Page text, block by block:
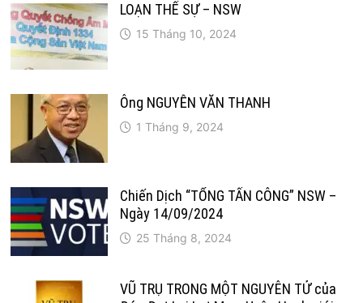
LOẠN THẾ SỰ – NSW
15 Tháng 10, 2024
Ông NGUYỄN VĂN THANH
1 Tháng 9, 2024
Chiến Dịch “TỔNG TẤN CÔNG” NSW –
Ngày 14/09/2024
25 Tháng 8, 2024
VŨ TRỤ TRONG MỘT NGUYÊN TỬ của